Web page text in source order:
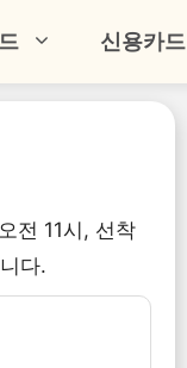
신용카드
전 11시, 선착
다.